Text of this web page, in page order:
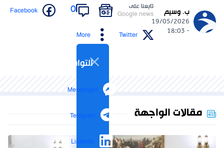
ب. وسيم
19/05/2026
- 18:03
تابعنا على
Google news
0
Facebook
Twitter
More
التواصل الاجتماعي
Messenger
Telegram
LinkedIn
مقالات الواجهة